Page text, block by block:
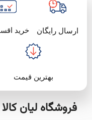
ارسال رایگان خرید
بهترین قیمت
فروشگاه لیان‌